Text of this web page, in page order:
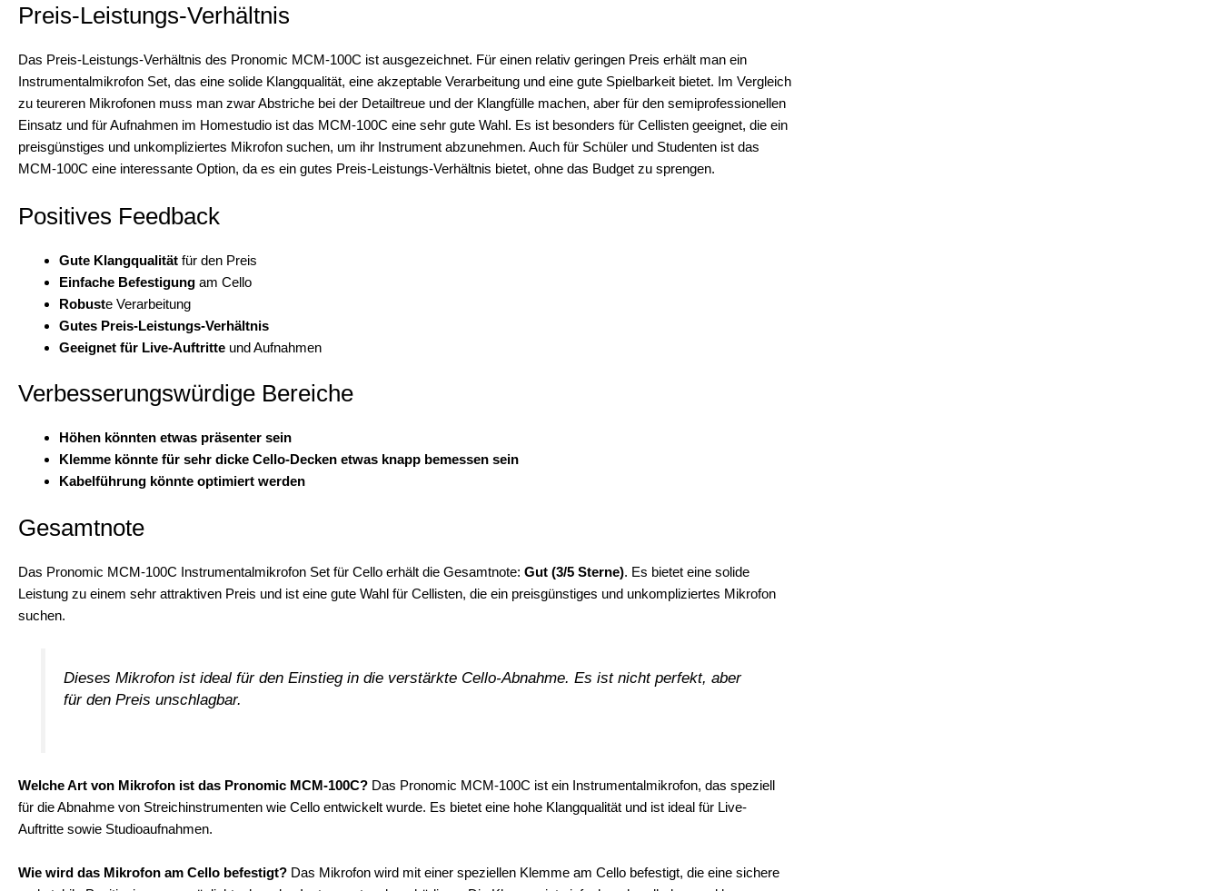
Preis-Leistungs-Verhältnis
Das Preis-Leistungs-Verhältnis des Pronomic MCM-100C ist ausgezeichnet. Für einen relativ geringen Preis erhält man ein
Instrumentalmikrofon Set, das eine solide Klangqualität, eine akzeptable Verarbeitung und eine gute Spielbarkeit bietet. Im Vergleich
zu teureren Mikrofonen muss man zwar Abstriche bei der Detailtreue und der Klangfülle machen, aber für den semiprofessionellen
Einsatz und für Aufnahmen im Homestudio ist das MCM-100C eine sehr gute Wahl. Es ist besonders für Cellisten geeignet, die ein
preisgünstiges und unkompliziertes Mikrofon suchen, um ihr Instrument abzunehmen. Auch für Schüler und Studenten ist das
MCM-100C eine interessante Option, da es ein gutes Preis-Leistungs-Verhältnis bietet, ohne das Budget zu sprengen.
Positives Feedback
Gute Klangqualität für den Preis
Einfache Befestigung am Cello
Robuste Verarbeitung
Gutes Preis-Leistungs-Verhältnis
Geeignet für Live-Auftritte und Aufnahmen
Verbesserungswürdige Bereiche
Höhen könnten etwas präsenter sein
Klemme könnte für sehr dicke Cello-Decken etwas knapp bemessen sein
Kabelführung könnte optimiert werden
Gesamtnote
Das Pronomic MCM-100C Instrumentalmikrofon Set für Cello erhält die Gesamtnote: Gut (3/5 Sterne). Es bietet eine solide
Leistung zu einem sehr attraktiven Preis und ist eine gute Wahl für Cellisten, die ein preisgünstiges und unkompliziertes Mikrofon
suchen.
Dieses Mikrofon ist ideal für den Einstieg in die verstärkte Cello-Abnahme. Es ist nicht perfekt, aber
für den Preis unschlagbar.
Welche Art von Mikrofon ist das Pronomic MCM-100C? Das Pronomic MCM-100C ist ein Instrumentalmikrofon, das speziell
für die Abnahme von Streichinstrumenten wie Cello entwickelt wurde. Es bietet eine hohe Klangqualität und ist ideal für Live-
Auftritte sowie Studioaufnahmen.
Wie wird das Mikrofon am Cello befestigt? Das Mikrofon wird mit einer speziellen Klemme am Cello befestigt, die eine sichere